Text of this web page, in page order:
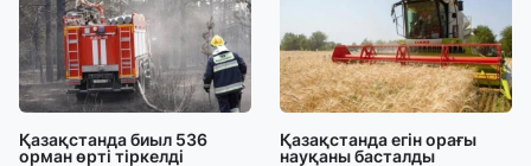
Қазақстанда биыл 536
орман өрті тіркелді
Қазақстанда егін орағы
науқаны басталды